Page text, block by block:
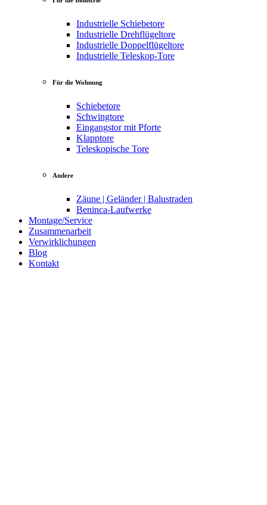
Industrielle Schiebetore
Industrielle Drehflügeltore
Industrielle Doppelflügeltore
Industrielle Teleskop-Tore
Für die Wohnung
Schiebetore
Schwingtore
Eingangstor mit Pforte
Klapptore
Teleskopische Tore
Andere
Zäune | Geländer | Balustraden
Beninca-Laufwerke
Montage/Service
Zusammenarbeit
Verwirklichungen
Blog
Kontakt